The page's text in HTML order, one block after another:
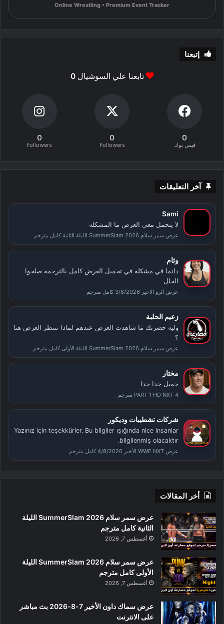
Online Wrestling • Premium Event Tracker
إتبعنا
تابعنا علي السوشيال0
0
فيس بوك
0
Followers
0
Followers
آخر التعليقات
Sami
لا يتحمل معي العرض ما المشكله
عرض سمر سلام SummerSlam 2026 الليلة الثانية كامل مترجم
وئام
دائما في مشكلة في تحميل العرض كامل بالترجمة صلحوا
الخلل
عرض الرو الاخير 3/8/2026 كامل مترجم
زعيم الحلبة
وليه حضرتك ما شاهدت العرض عندهم لماذا تنتظر العرض هنا
؟
عرض سمر سلام SummerSlam 2026 الليلة الأولى كامل مترجم
مختار
جميل جدا جدا
PART 1 HD NXT 4 مترجم
شركات تشطيبات وديكور
Yazınız için teşekkürler. Bu bilgiler ışığında nice insanlar
bilgilenmiş olacaktır.
عرض WWE NXT الأخير 4/8/2026 كامل مترجم
أخر المقالات
عرض سمر سلام SummerSlam 2026 الليلة
الثانية كامل مترجم
أغسطس 7, 2026
عرض سمر سلام SummerSlam 2026 الليلة
الأولى كامل مترجم
أغسطس 7, 2026
عرض سماك داون الأخير 7-8-2026 بث مباشر
على الانترنت